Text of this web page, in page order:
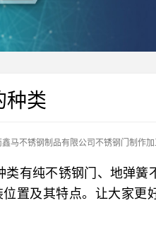
种类
马不锈钢制品有限公司不锈钢门制作加
有纯不锈钢门、地弹簧
置及其特点。让大家更